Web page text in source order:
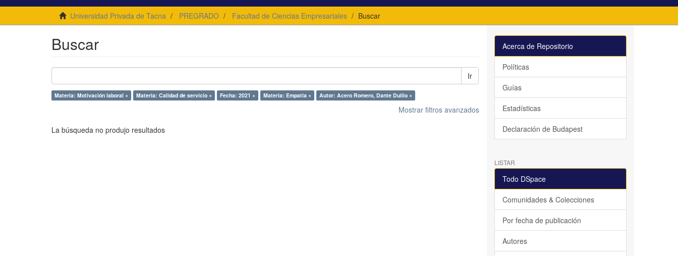
Universidad Privada de Tacna PREGRADO Facultad de Ciencias Empresariales Buscar
Buscar
Ir
Materia: Motivación laboral × Materia: Calidad de servicio × Fecha: 2021 × Materia: Empatía × Autor: Acero Romero, Dante Duilio ×
Mostrar filtros avanzados
La búsqueda no produjo resultados
Acerca de Repositorio
Políticas
Guías
Estadísticas
Declaración de Budapest
LISTAR
Todo DSpace
Comunidades & Colecciones
Por fecha de publicación
Autores